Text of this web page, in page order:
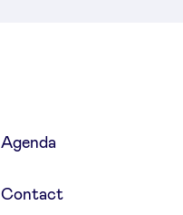
Agenda
Contact